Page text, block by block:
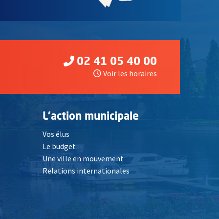
02 41 05 40 00
Voir les horaires
L'action municipale
Vos élus
Le budget
Une ville en mouvement
Relations internationales
Ouvre une nouvelle fenêtre